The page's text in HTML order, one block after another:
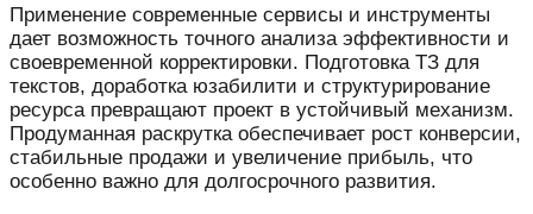
Применение современные сервисы и инструменты
дает возможность точного анализа эффективности и
своевременной корректировки. Подготовка ТЗ для
текстов, доработка юзабилити и структурирование
ресурса превращают проект в устойчивый механизм.
Продуманная раскрутка обеспечивает рост конверсии,
стабильные продажи и увеличение прибыль, что
особенно важно для долгосрочного развития.